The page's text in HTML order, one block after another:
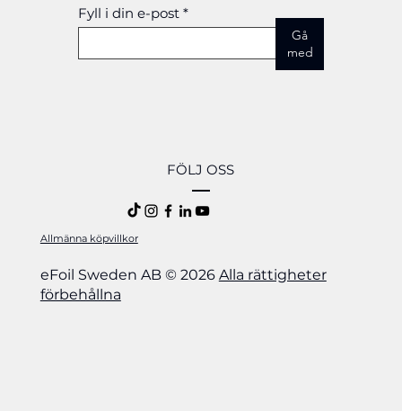
Fyll i din e-post
Gå
med
FÖLJ OSS
Allmänna köpvillkor
eFoil Sweden AB © 2026 Alla rättigheter
förbehållna